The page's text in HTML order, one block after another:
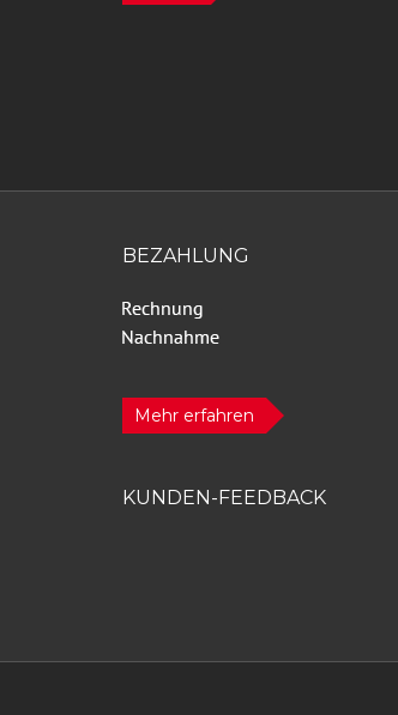
BEZAHLUNG
Mehr erfahren
KUNDEN-FEEDBACK